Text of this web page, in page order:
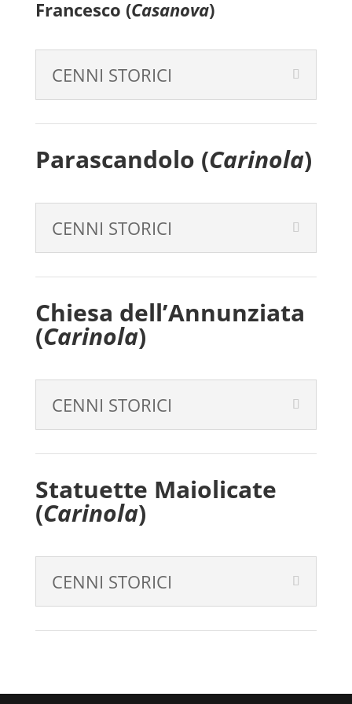
Francesco (Casanova)
CENNI STORICI
Parascandolo (Carinola)
CENNI STORICI
Chiesa dell’Annunziata
(Carinola)
CENNI STORICI
Statuette Maiolicate
(Carinola)
CENNI STORICI